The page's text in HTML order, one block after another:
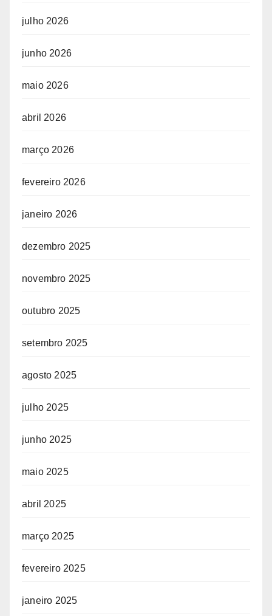
julho 2026
junho 2026
maio 2026
abril 2026
março 2026
fevereiro 2026
janeiro 2026
dezembro 2025
novembro 2025
outubro 2025
setembro 2025
agosto 2025
julho 2025
junho 2025
maio 2025
abril 2025
março 2025
fevereiro 2025
janeiro 2025